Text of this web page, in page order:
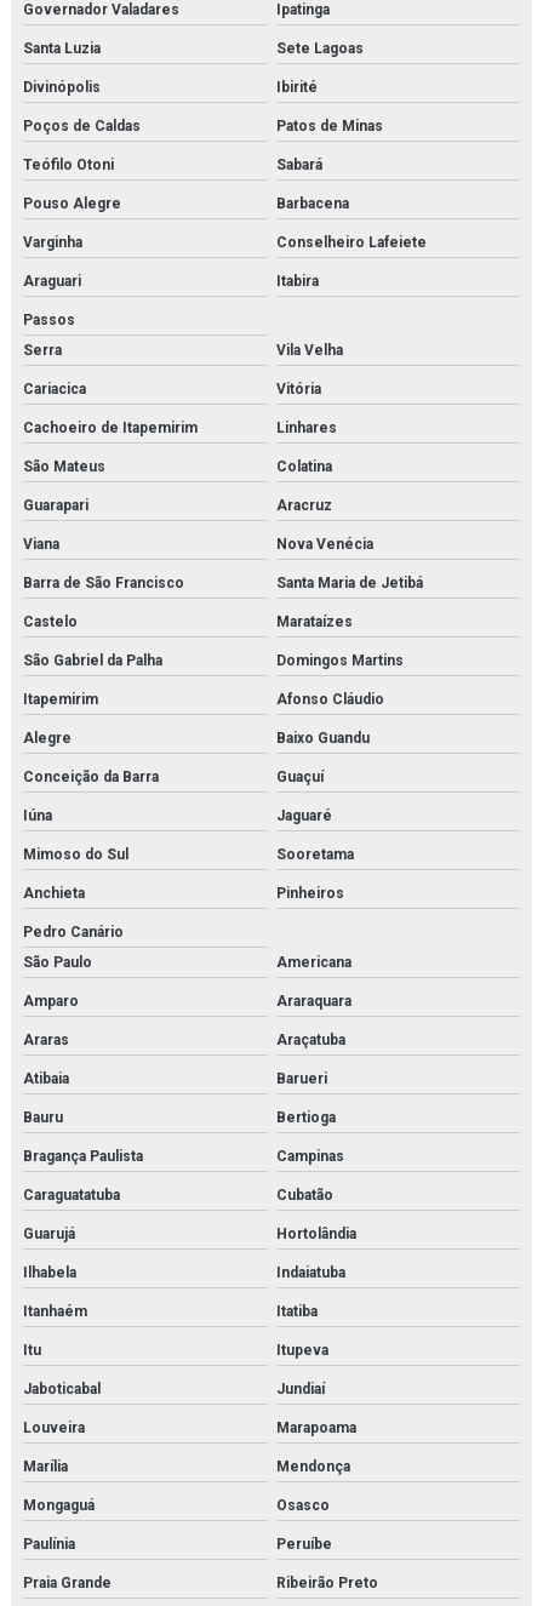
Filtro de contaminantes orçamento
Filtro danfoss
Filtro domnick hunter
Filtro finite orçamento
Filtro hidráulico de pressão
Filtro hidráulico racor
Filtro hidráulico racor orçamento
Filtro hidráulico de retorno
Filtro parker
Filtros hda parker
Gaxeta de trocador de calor
Gerador de n2
Gerador de nitrogênio preço
Geradores de nitrogênio
Hankison
High pressure piston pump
High pressure pump
Hiross
Imi buschjost
Imi herion
Imi maxseal
Imi norgren
Inspeção e adequação à norma nr13
Inspeção e adequação à norma nr13 em rio de janeiro
Inspeção de caldeiras
Inspeção de caldeiras em rio de janeiro
Inspeção interna em vasos de pressão
Inspeção nr 13
Inspeção de nr13
Governador Valadares Ipatinga
Santa Luzia Sete Lagoas
Divinópolis Ibirité
Poços de Caldas Patos de Minas
Teófilo Otoni Sabará
Pouso Alegre Barbacena
Varginha Conselheiro Lafeiete
Araguari Itabira
Passos
Serra
Vila Velha
Cariacica Vitória
Cachoeiro de Itapemirim Linhares
São Mateus Colatina
Guarapari Aracruz
Viana Nova Venécia
Barra de São Francisco Santa Maria de Jetibá
Castelo Marataízes
São Gabriel da Palha Domingos Martins
Itapemirim Afonso Cláudio
Alegre Baixo Guandu
Conceição da Barra Guaçuí
Iúna Jaguaré
Mimoso do Sul Sooretama
Anchieta Pinheiros
Pedro Canário
São Paulo
Americana
Amparo Araraquara
Araras Araçatuba
Atibaia Barueri
Bauru Bertioga
Bragança Paulista Campinas
Caraguatatuba Cubatão
Guarujá Hortolândia
Ilhabela Indaiatuba
Itanhaém Itatiba
Itu Itupeva
Jaboticabal Jundiaí
Louveira Marapoama
Marília Mendonça
Mongaguá Osasco
Paulínia Peruíbe
Praia Grande Ribeirão Preto